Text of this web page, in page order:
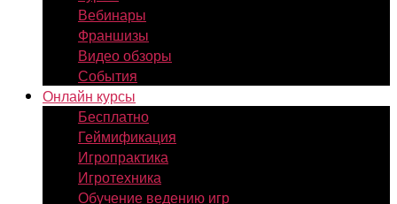
Вебинары
Франшизы
Видео обзоры
События
Онлайн курсы
Бесплатно
Геймификация
Игропрактика
Игротехника
Обучение ведению игр